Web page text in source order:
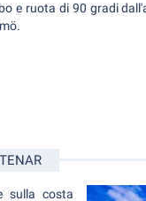
e ruota di 90 gradi
sulla costa